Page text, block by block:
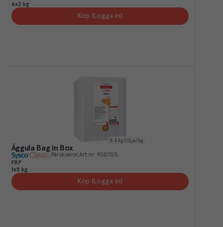
6x2 kg
Köp (Logga in)
5.4 kg CO₂e/kg
Äggula Bag in Box
Färskvaror Art.nr. 900703
FRP
1x5 kg
Köp (Logga in)